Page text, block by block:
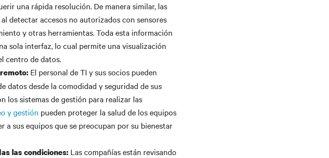
una rápida resolución. De manera similar, las
detectar accesos no autorizados con sensores
y otras herramientas. Toda esta información
sola interfaz, lo cual permite una visualización
centro de datos.
El personal de TI y sus socios pueden
datos desde la comodidad y seguridad de sus
los sistemas de gestión para realizar las
y gestión pueden proteger la salud de los equipos
a sus equipos que se preocupan por su bienestar
las condiciones: Las compañías están revisando